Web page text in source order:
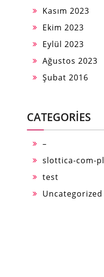
Kasım 2023
Ekim 2023
Eylül 2023
Ağustos 2023
Şubat 2016
CATEGORIES
–
slottica-com-pl
test
Uncategorized